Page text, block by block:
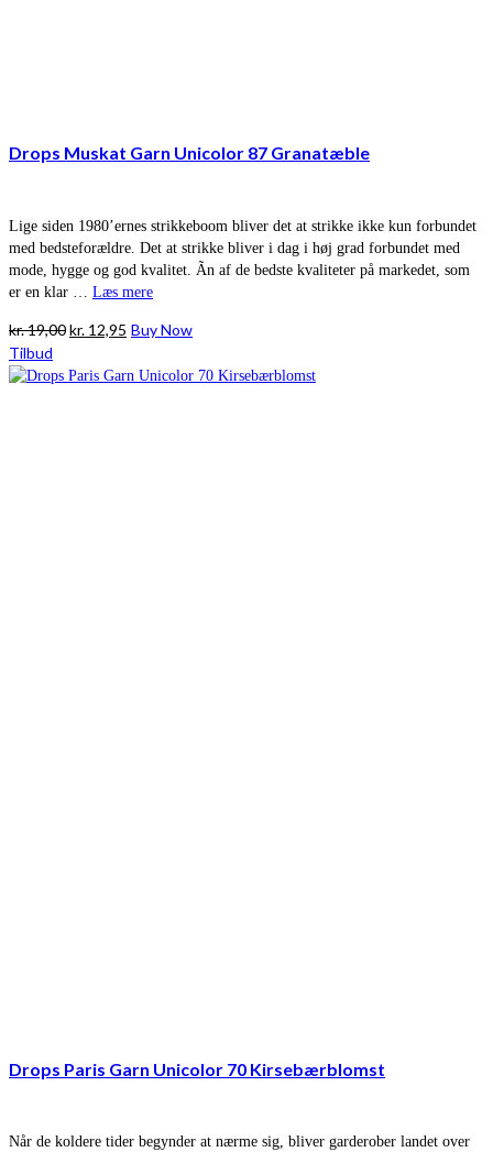
Drops Muskat Garn Unicolor 87 Granatæble
Lige siden 1980’ernes strikkeboom bliver det at strikke ikke kun forbundet
med bedsteforældre. Det at strikke bliver i dag i høj grad forbundet med
mode, hygge og god kvalitet. Ãn af de bedste kvaliteter på markedet, som
er en klar … Læs mere
kr.19,00Den
pris
kr. 12,95 Den
pris
Buy Now
Tilbud
Drops Paris Garn Unicolor 70 Kirsebærblomst
Når de koldere tider begynder at nærme sig, bliver garderober landet over